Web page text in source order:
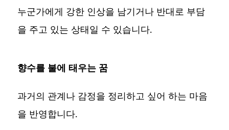
누군가에게 강한 인상을 남기거나 반대로 부담
을 주고 있는 상태일 수 있습니다.
향수를 불에 태우는 꿈
과거의 관계나 감정을 정리하고 싶어 하는 마음
을 반영합니다.